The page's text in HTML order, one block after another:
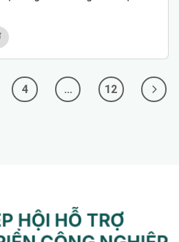
Hướng Đến Phục Vụ Đa
Trọng Điểm Cung Cấp Linh
Các Ngành Ô Tô, Xe Máy, Đồ
Thiết Bị Y Tế Và Các Ngành
Khác.
4 … 12